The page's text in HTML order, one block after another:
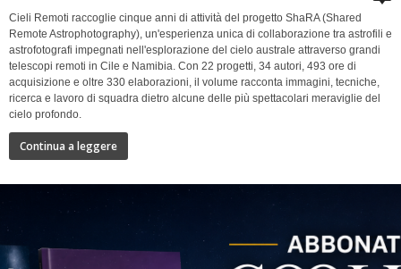
Cieli Remoti raccoglie cinque anni di attività del progetto ShaRA (Shared
Remote Astrophotography), un'esperienza unica di collaborazione tra astrofili e
astrofotografi impegnati nell'esplorazione del cielo australe attraverso grandi
telescopi remoti in Cile e Namibia. Con 22 progetti, 34 autori, 493 ore di
acquisizione e oltre 330 elaborazioni, il volume racconta immagini, tecniche,
ricerca e lavoro di squadra dietro alcune delle più spettacolari meraviglie del
cielo profondo.
Continua a leggere